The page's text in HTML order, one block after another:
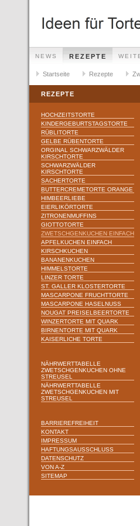
NEWS REZEPTE
Startseite Rezepte
REZEPTE
HOCHZEITSTORTE
KINDERGEBURTSTAGSTORTE
RÜBLITORTE
GELBE RÜBENTORTE
ORGINAL SCHWARZWÄLDER
KIRSCHTORTE
SCHWARZWÄLDER
KIRSCHTORTE
SACHERTORTE
BUTTERCREMETORTE ORANGE
HIMBEERLIEBE
EIERLIKÖRTORTE
ZITRONENMUFFINS
GIOTTOTORTE
ZWETSCHGENKUCHEN EINFACH
APFELKUCHEN EINFACH
KIRSCHKUCHEN
BANANENKUCHEN
HIMMELSTORTE
LINZER TORTE
ST. GALLER KLOSTERTORTE
MASCARPONE FRUCHTTORTE
MASCARPONE HASELNUSS
NOUGAT PREISELBEERTORTE
WINZERTORTE MIT QUARK
BIRNENTORTE MIT QUARK
KAISERLICHE TORTE
NÄHRWERTTABELLE
ZWETSCHGENKUCHEN OHNE
STREUSEL
NÄHRWERTTABELLE
ZWETSCHGENKUCHEN MIT
STREUSEL
BARRIEREFREIHEIT
KONTAKT
IMPRESSUM
HAFTUNGSAUSSCHLUSS
DATENSCHUTZ
VON A-Z
SITEMAP